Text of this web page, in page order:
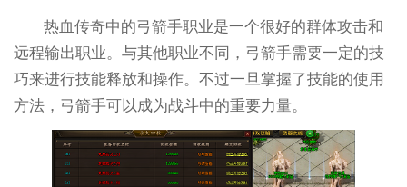
热血传奇中的弓箭手职业是一个很好的群体攻击和
远程输出职业。与其他职业不同，弓箭手需要一定的技
巧来进行技能释放和操作。不过一旦掌握了技能的使用
方法，弓箭手可以成为战斗中的重要力量。